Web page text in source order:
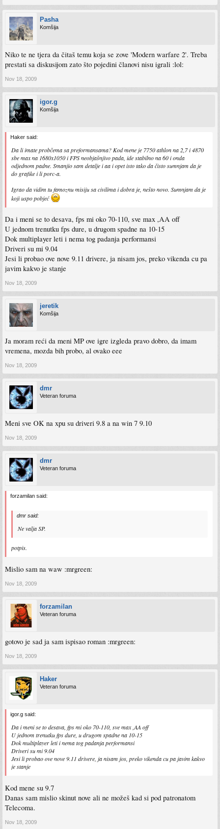
Pasha
Komšija
Niko te ne tjera da čitaš temu koja se zove 'Modern warfare 2'. Treba
prestati sa diskusijom zato što pojedini članovi nisu igrali :lol:
Nov 18, 2009
igor.g
Komšija
Haker said:
Da li imate probčema sa preformansama? Kod mene je 7750 athlon na 2,7 i 4870
sbe max na 1680x1050 i FPS neobjašnjivo pada, ide stabilno na 60 i onda
odjednom padne. Smanjio sam detalje i aa i opet isto tako da čisto sumnjam da je
do grafike i li porc-a.
Igrao da vidim tu famoznu misiju sa civilima i dobra je, nešto novo. Sumnjam da je
koji uspo pobjeć
Da i meni se to desava, fps mi oko 70-110, sve max ,AA off
U jednom trenutku fps dure, u drugom spadne na 10-15
Dok multiplayer leti i nema tog padanja performansi
Driveri su mi 9.04
Jesi li probao ove nove 9.11 drivere, ja nisam jos, preko vikenda cu pa
javim kakvo je stanje
Nov 18, 2009
jeretik
Komšija
Ja moram reći da meni MP ove igre izgleda pravo dobro, da imam
vremena, mozda bih probo, al ovako eee
Nov 18, 2009
dmr
Veteran foruma
Meni sve OK na xpu su driveri 9.8 a na win 7 9.10
Nov 18, 2009
dmr
Veteran foruma
forzamilan said:
dmr said:
Ne valja SP.
potpis.
Mislio sam na waw :mrgreen:
Nov 18, 2009
forzamilan
Veteran foruma
gotovo je sad ja sam ispisao roman :mrgreen:
Nov 18, 2009
Haker
Veteran foruma
igor.g said:
Da i meni se to desava, fps mi oko 70-110, sve max ,AA off
U jednom trenutku fps dure, u drugom spadne na 10-15
Dok multiplayer leti i nema tog padanja performansi
Driveri su mi 9.04
Jesi li probao ove nove 9.11 drivere, ja nisam jos, preko vikenda cu pa javim kakvo
je stanje
Kod mene su 9.7
Danas sam mislio skinut nove ali ne možeš kad si pod patronatom
Telecoma.
Nov 18, 2009